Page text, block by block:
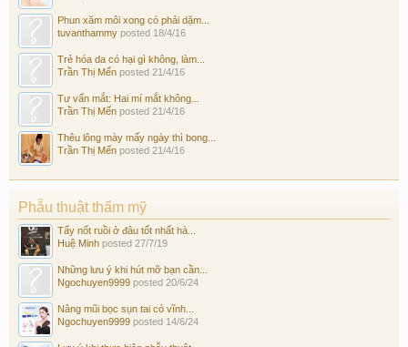
Phun xăm môi xong có phải dặm...
tuvanthammy posted 18/4/16
Trẻ hóa da có hại gì không, làm...
Trần Thị Mến posted 21/4/16
Tư vấn mắt: Hai mí mắt không...
Trần Thị Mến posted 21/4/16
Thêu lông mày mấy ngày thì bong...
Trần Thị Mến posted 21/4/16
Phẫu thuật thẩm mỹ
Tẩy nốt ruồi ở đâu tốt nhất hà...
Huệ Minh posted 27/7/19
Những lưu ý khi hút mỡ bạn cần...
Ngochuyen9999 posted 20/6/24
Nâng mũi bọc sụn tai có vĩnh...
Ngochuyen9999 posted 14/6/24